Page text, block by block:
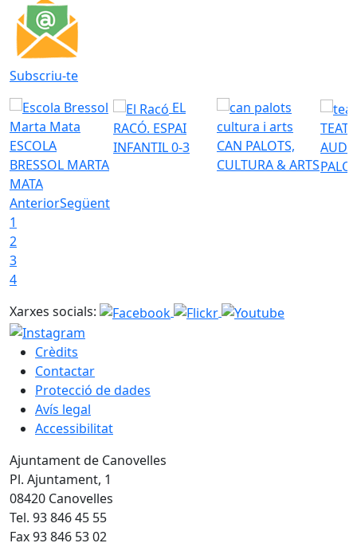
Subscriu-te
ESCOLA
BRESSOL MARTA
MATA
EL
RACÓ. ESPAI
INFANTIL 0-3
CAN PALOTS,
CULTURA & ARTS
AnteriorSegüent
1
2
3
4
Xarxes socials:
Crèdits
Contactar
Protecció de dades
Avís legal
Accessibilitat
Ajuntament de Canovelles
Pl. Ajuntament, 1
08420 Canovelles
Tel. 93 846 45 55
Fax 93 846 53 02